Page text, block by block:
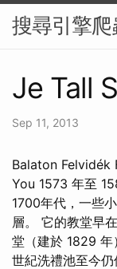
搜尋引擎
Je Tall
Sep 11, 2013
Balaton Felvidék
You 1573 年至
1700年代，一些
層。 它的教堂早
堂（建於 1829 年
世紀洗禮池至今